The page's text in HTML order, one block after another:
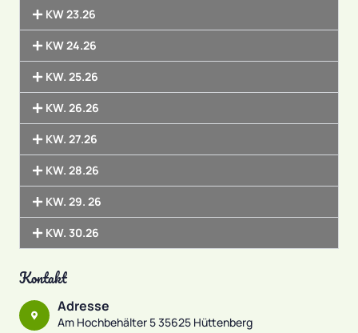
KW 23.26
KW 24.26
KW. 25.26
KW. 26.26
KW. 27.26
KW. 28.26
KW. 29. 26
KW. 30.26
Kontakt
Adresse
Am Hochbehälter 5 35625 Hüttenberg